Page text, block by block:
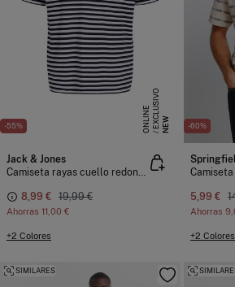
-55% NEW
E
X
C
L
US
I
V
O
O
N
L
I
N
E
Jack & Jones
Camiseta rayas cuello redondo
8,99 € 19,99 €
Ahorras 11,00 €
+2 Colores
-60%
5,99 €
Ahorras
+2 Colores
SIMILARES